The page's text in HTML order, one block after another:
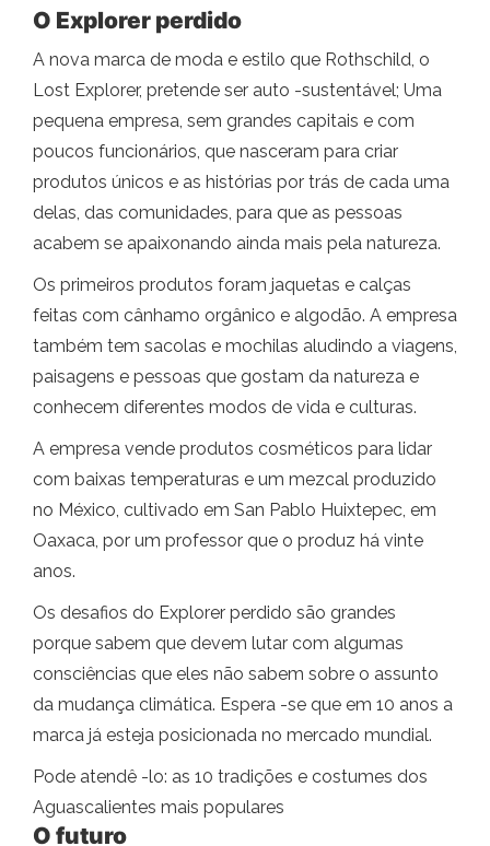
O Explorer perdido
A nova marca de moda e estilo que Rothschild, o
Lost Explorer, pretende ser auto -sustentável; Uma
pequena empresa, sem grandes capitais e com
poucos funcionários, que nasceram para criar
produtos únicos e as histórias por trás de cada uma
delas, das comunidades, para que as pessoas
acabem se apaixonando ainda mais pela natureza.
Os primeiros produtos foram jaquetas e calças
feitas com cânhamo orgânico e algodão. A empresa
também tem sacolas e mochilas aludindo a viagens,
paisagens e pessoas que gostam da natureza e
conhecem diferentes modos de vida e culturas.
A empresa vende produtos cosméticos para lidar
com baixas temperaturas e um mezcal produzido
no México, cultivado em San Pablo Huixtepec, em
Oaxaca, por um professor que o produz há vinte
anos.
Os desafios do Explorer perdido são grandes
porque sabem que devem lutar com algumas
consciências que eles não sabem sobre o assunto
da mudança climática. Espera -se que em 10 anos a
marca já esteja posicionada no mercado mundial.
Pode atendê -lo: as 10 tradições e costumes dos
Aguascalientes mais populares
O futuro